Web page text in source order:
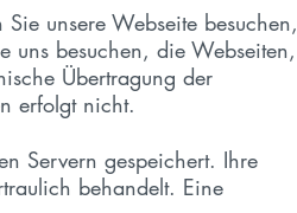
unsere Webseite besuchen,
uns besuchen, die Webseiten,
Übertragung der
erfolgt nicht.
Servern gespeichert. Ihre
behandelt. Eine